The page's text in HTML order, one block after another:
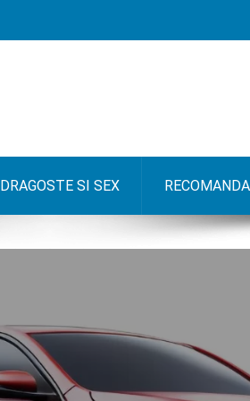
DRAGOSTE SI SEX